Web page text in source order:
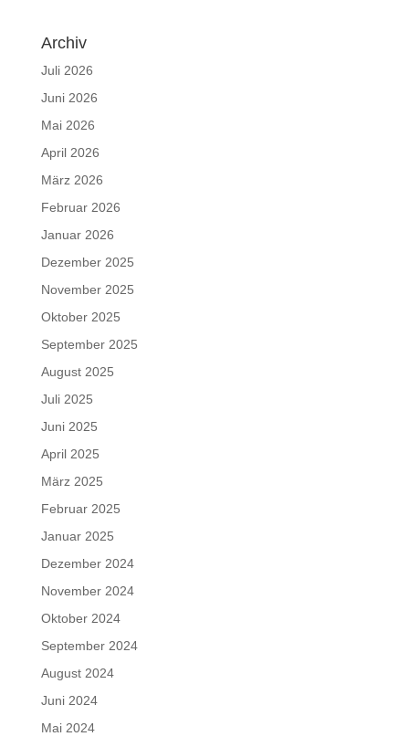
Archiv
Juli 2026
Juni 2026
Mai 2026
April 2026
März 2026
Februar 2026
Januar 2026
Dezember 2025
November 2025
Oktober 2025
September 2025
August 2025
Juli 2025
Juni 2025
April 2025
März 2025
Februar 2025
Januar 2025
Dezember 2024
November 2024
Oktober 2024
September 2024
August 2024
Juni 2024
Mai 2024